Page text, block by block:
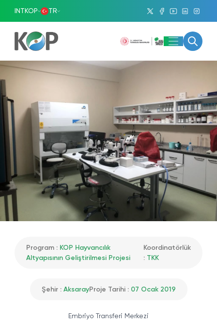
INTKOP TR
Program : KOP Hayvancılık
Altyapısının Geliştirilmesi Projesi
Koordinatörlük
: TKK
Şehir : AksarayProje Tarihi : 07 Ocak 2019
Embriyo Transferi Merkezi